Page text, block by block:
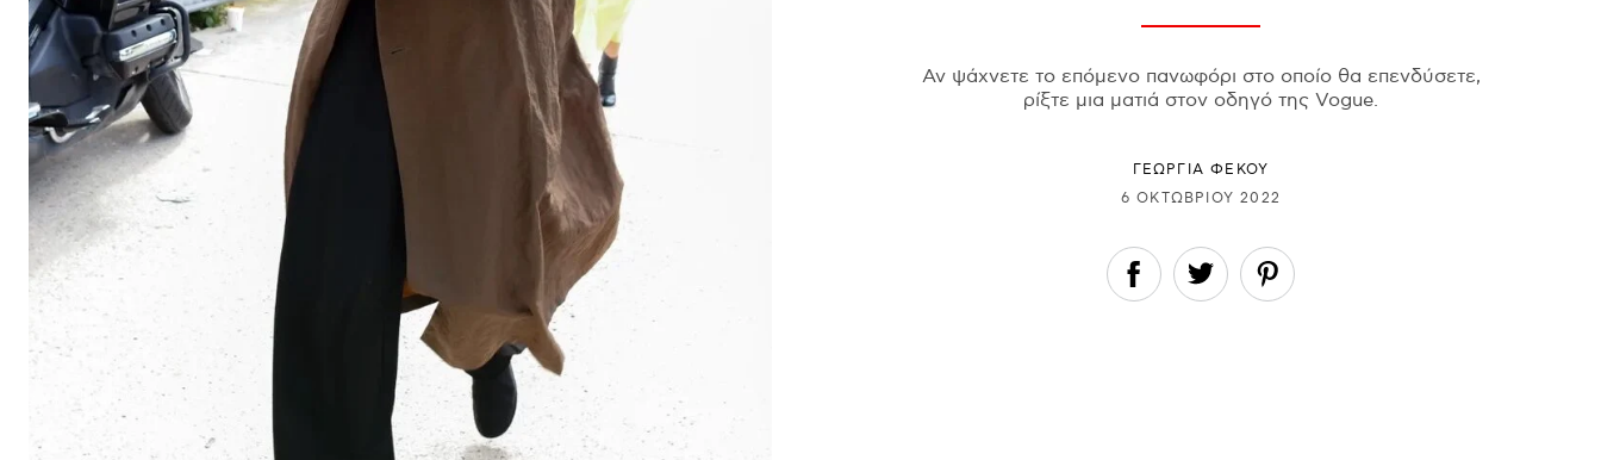
Αν ψάχνετε το επόμενο πανωφόρι στο οποίο θα επενδύσετε,
ρίξτε μια ματιά στον οδηγό της Vogue.
ΓΕΩΡΓΙΑ ΦΕΚΟΥ
6 ΟΚΤΩΒΡΊΟΥ 2022